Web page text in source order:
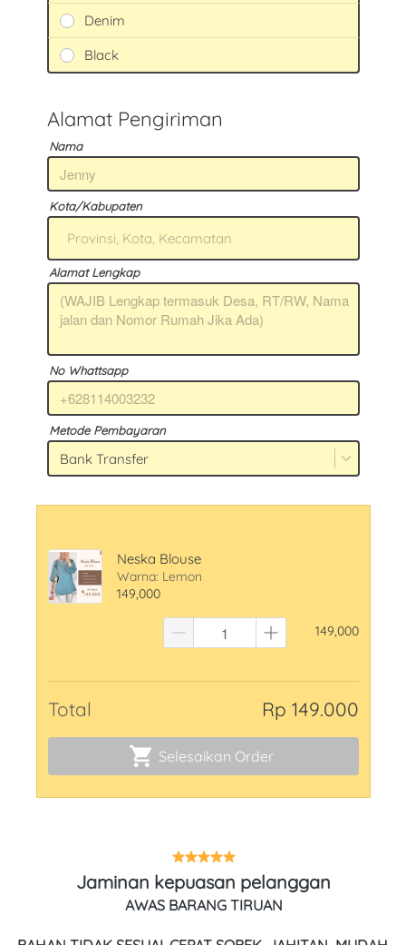
Denim
Black
Alamat Pengiriman
Nama
Kota/Kabupaten
Provinsi, Kota, Kecamatan
Alamat Lengkap
No Whattsapp
Metode Pembayaran
Bank Transfer
Neska Blouse
Warna: Lemon
149,000
149,000
Total Rp 149.000
` Selesaikan Order
Jaminan kepuasan pelanggan
AWAS BARANG TIRUAN